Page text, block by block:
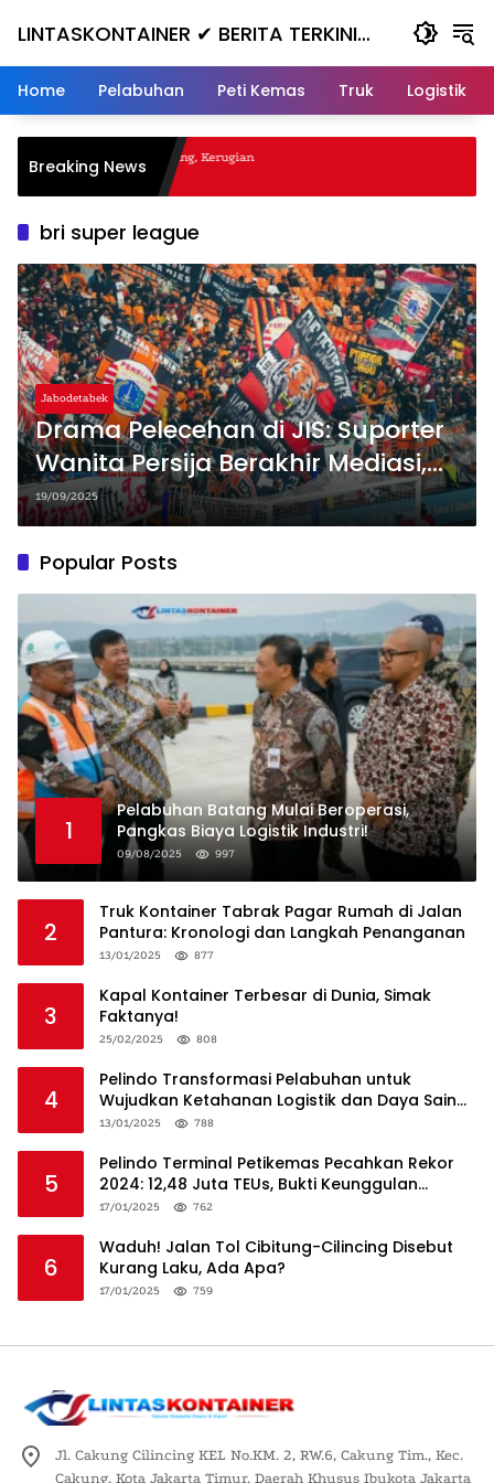
LINTASKONTAINER ✔ BERITA TERKINI
KONTAINER TERBARU HARI INI
Home Pelabuhan Peti Kemas Truk Logistik
Breaking News
Nanjak, Masuk ke Jurang, Kerugian
bri super league
Jabodetabek
Drama Pelecehan di JIS: Suporter
Wanita Persija Berakhir Mediasi,
Pelaku Minta Maaf!
19/09/2025
Popular Posts
1
Pelabuhan Batang Mulai Beroperasi,
Pangkas Biaya Logistik Industri!
09/08/2025 997
2
Truk Kontainer Tabrak Pagar Rumah di Jalan
Pantura: Kronologi dan Langkah Penanganan
13/01/2025 877
3
Kapal Kontainer Terbesar di Dunia, Simak
Faktanya!
25/02/2025 808
4
Pelindo Transformasi Pelabuhan untuk
Wujudkan Ketahanan Logistik dan Daya Saing
Global
13/01/2025 788
5
Pelindo Terminal Petikemas Pecahkan Rekor
2024: 12,48 Juta TEUs, Bukti Keunggulan
Logistik Nasional
17/01/2025 762
6
Waduh! Jalan Tol Cibitung-Cilincing Disebut
Kurang Laku, Ada Apa?
17/01/2025 759
Jl. Cakung Cilincing KEL No.KM. 2, RW.6, Cakung Tim., Kec.
Cakung, Kota Jakarta Timur, Daerah Khusus Ibukota Jakarta